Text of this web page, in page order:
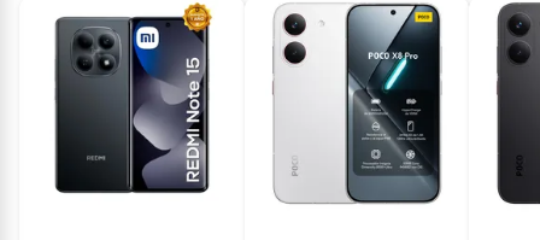
Resolución de
pantalla
FHD+
Marca procesador Mediatek helio
4G LTE